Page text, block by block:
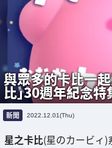
與眾多的卡比一起
比」30週年紀念特
新聞 2022.12.01(Thu)
星之卡比(星のカービィ